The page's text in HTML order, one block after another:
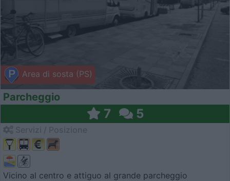
Area di sosta (PS)
Parcheggio
7 5
Vicino al centro e attiguo al grande parcheggio